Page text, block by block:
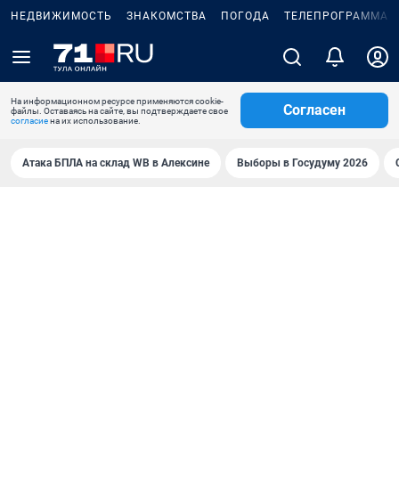
НЕДВИЖИМОСТЬ ЗНАКОМСТВА ПОГОДА ТЕЛЕПРОГРАММА
На информационном ресурсе применяются cookie-
файлы. Оставаясь на сайте, вы подтверждаете свое
согласиена их использование.
Согласен
Атака БПЛА на склад WB в Алексине Выборы в Госудуму 2026